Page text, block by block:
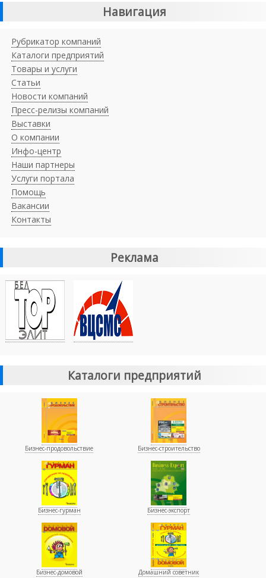
Навигация
Рубрикатор компаний
Каталоги предприятий
Товары и услуги
Статьи
Новости компаний
Пресс-релизы компаний
Выставки
О компании
Инфо-центр
Наши партнеры
Услуги портала
Помощь
Вакансии
Контакты
Реклама
Каталоги предприятий
Бизнес-продовольствие Бизнес-строительство
Бизнес-гурман Бизнес-экспорт
Бизнес-домовой Домашний советник